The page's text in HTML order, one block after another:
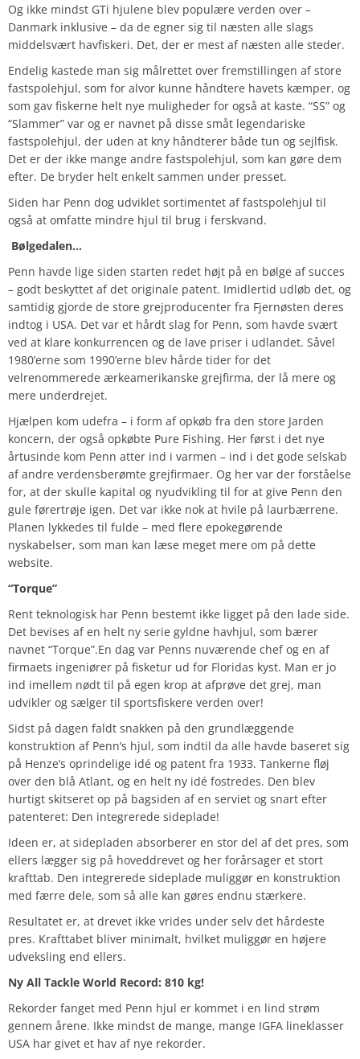
Og ikke mindst GTi hjulene blev populære verden over –
Danmark inklusive – da de egner sig til næsten alle slags
middelsvært havfiskeri. Det, der er mest af næsten alle steder.
Endelig kastede man sig målrettet over fremstillingen af store
fastspolehjul, som for alvor kunne håndtere havets kæmper, og
som gav fiskerne helt nye muligheder for også at kaste. “SS” og
“Slammer” var og er navnet på disse småt legendariske
fastspolehjul, der uden at kny håndterer både tun og sejlfisk.
Det er der ikke mange andre fastspolehjul, som kan gøre dem
efter. De bryder helt enkelt sammen under presset.
Siden har Penn dog udviklet sortimentet af fastspolehjul til
også at omfatte mindre hjul til brug i ferskvand.
Bølgedalen…
Penn havde lige siden starten redet højt på en bølge af succes
– godt beskyttet af det originale patent. Imidlertid udløb det, og
samtidig gjorde de store grejproducenter fra Fjernøsten deres
indtog i USA. Det var et hårdt slag for Penn, som havde svært
ved at klare konkurrencen og de lave priser i udlandet. Såvel
1980’erne som 1990’erne blev hårde tider for det
velrenommerede ærkeamerikanske grejfirma, der lå mere og
mere underdrejet.
Hjælpen kom udefra – i form af opkøb fra den store Jarden
koncern, der også opkøbte Pure Fishing. Her først i det nye
årtusinde kom Penn atter ind i varmen – ind i det gode selskab
af andre verdensberømte grejfirmaer. Og her var der forståelse
for, at der skulle kapital og nyudvikling til for at give Penn den
gule førertrøje igen. Det var ikke nok at hvile på laurbærrene.
Planen lykkedes til fulde – med flere epokegørende
nyskabelser, som man kan læse meget mere om på dette
website.
“Torque”
Rent teknologisk har Penn bestemt ikke ligget på den lade side.
Det bevises af en helt ny serie gyldne havhjul, som bærer
navnet “Torque”.En dag var Penns nuværende chef og en af
firmaets ingeniører på fisketur ud for Floridas kyst. Man er jo
ind imellem nødt til på egen krop at afprøve det grej, man
udvikler og sælger til sportsfiskere verden over!
Sidst på dagen faldt snakken på den grundlæggende
konstruktion af Penn’s hjul, som indtil da alle havde baseret sig
på Henze’s oprindelige idé og patent fra 1933. Tankerne fløj
over den blå Atlant, og en helt ny idé fostredes. Den blev
hurtigt skitseret op på bagsiden af en serviet og snart efter
patenteret: Den integrerede sideplade!
Ideen er, at sidepladen absorberer en stor del af det pres, som
ellers lægger sig på hoveddrevet og her forårsager et stort
krafttab. Den integrerede sideplade muliggør en konstruktion
med færre dele, som så alle kan gøres endnu stærkere.
Resultatet er, at drevet ikke vrides under selv det hårdeste
pres. Krafttabet bliver minimalt, hvilket muliggør en højere
udveksling end ellers.
Ny All Tackle World Record: 810 kg!
Rekorder fanget med Penn hjul er kommet i en lind strøm
gennem årene. Ikke mindst de mange, mange IGFA lineklasser
USA har givet et hav af nye rekorder.